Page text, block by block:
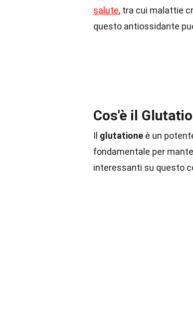
salute, tra cui malattie
questo antiossidante
Cos'è il
Il glutatione è un
fondamentale per
interessanti su questo